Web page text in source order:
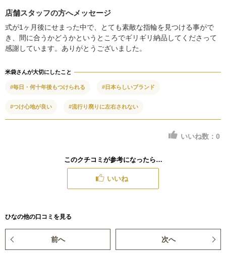
店舗スタッフの方へメッセージ
式が1ヶ月後にせまった中で、とても素敵な指輪を見つける事がで
き、間に合うかどうかというところでギリギリ納品してくださって
感謝しています。ありがとうございました。
米袋さんが大切にしたこと
#毎日・何十年後もつけられる #日本らしいブランド
#つけ心地が良い #流行り廃りに左右されない
いいね数： 0
このクチコミが参考になったら…
いいね
ひなの他の口コミを見る
前へ 次へ